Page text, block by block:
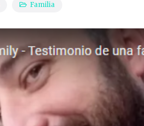
Familia